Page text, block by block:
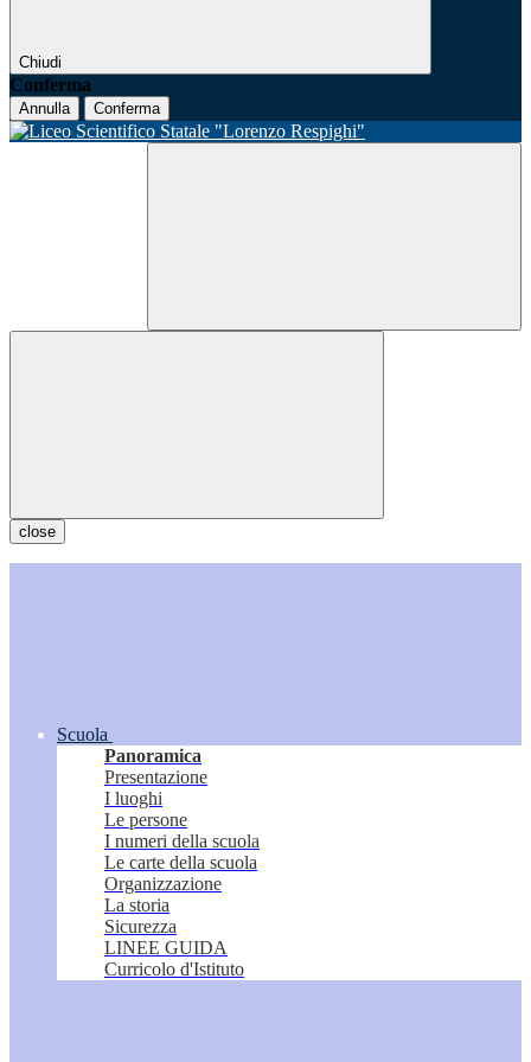
Chiudi
Conferma
Annulla Conferma
close
Scuola
Panoramica
Presentazione
I luoghi
Le persone
I numeri della scuola
Le carte della scuola
Organizzazione
La storia
Sicurezza
LINEE GUIDA
Curricolo d'Istituto